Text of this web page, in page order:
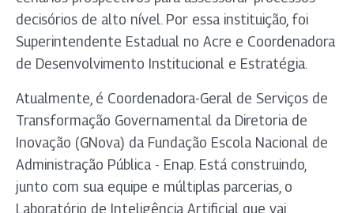
decisórios de alto nível. Por essa instituição, foi
Superintendente Estadual no Acre e Coordenadora
de Desenvolvimento Institucional e Estratégia.
Atualmente, é Coordenadora-Geral de Serviços de
Transformação Governamental da Diretoria de
Inovação (GNova) da Fundação Escola Nacional de
Administração Pública - Enap. Está construindo,
junto com sua equipe e múltiplas parcerias, o
Laboratório de Inteligência Artificial que vai